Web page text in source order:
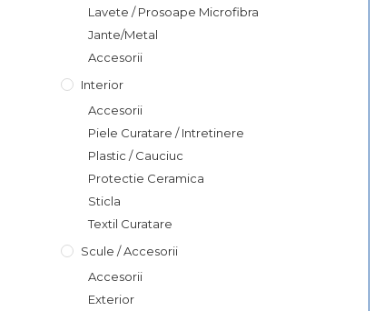
Lavete / Prosoape Microfibra
Jante/Metal
Accesorii
Interior
Accesorii
Piele Curatare / Intretinere
Plastic / Cauciuc
Protectie Ceramica
Sticla
Textil Curatare
Scule / Accesorii
Accesorii
Exterior